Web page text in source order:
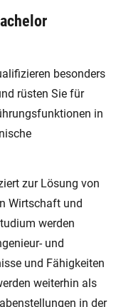
besonders
rüsten Sie für
in
zur Lösung von
Wirtschaft und
werden
und
und Fähigkeiten
weiterhin als
in der